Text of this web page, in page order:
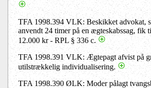
TFA 1998.394 VLK: Beskikket advokat,
anvendt 24 timer på en ægteskabssag, fik
12.000 kr - RPL § 336 c.
TFA 1998.391 VLK: Ægtepagt afvist på
utilstrækkelig individualisering.
TFA 1998.390 ØLK: Moder pålagt